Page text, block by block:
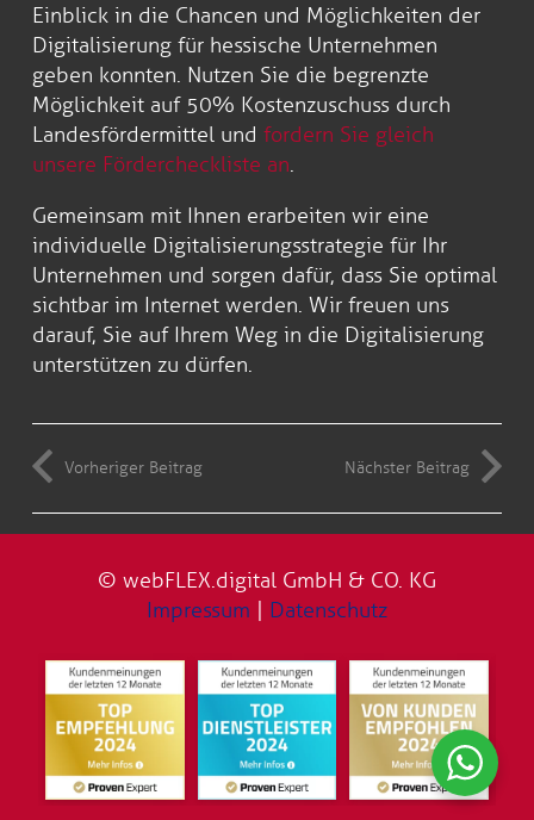
Einblick in die Chancen und Möglichkeiten der
Digitalisierung für hessische Unternehmen
geben konnten. Nutzen Sie die begrenzte
Möglichkeit auf 50% Kostenzuschuss durch
Landesfördermittel und fordern Sie gleich
unsere Fördercheckliste an.
Gemeinsam mit Ihnen erarbeiten wir eine
individuelle Digitalisierungsstrategie für Ihr
Unternehmen und sorgen dafür, dass Sie optimal
sichtbar im Internet werden. Wir freuen uns
darauf, Sie auf Ihrem Weg in die Digitalisierung
unterstützen zu dürfen.
Vorheriger Beitrag Nächster Beitrag
© webFLEX.digital GmbH & CO. KG
Impressum | Datenschutz